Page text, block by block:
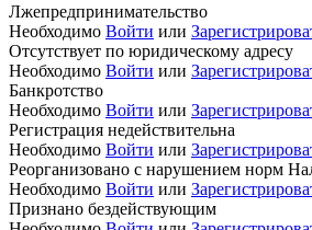
Лжепредпринимательство
Необходимо Войти или
Отсутствует по юридическому адресу
Необходимо Войти или
Банкротство
Необходимо Войти или
Регистрация недействительна
Необходимо Войти или
Реорганизовано с нарушением норм
Необходимо Войти или
Признано бездействующим